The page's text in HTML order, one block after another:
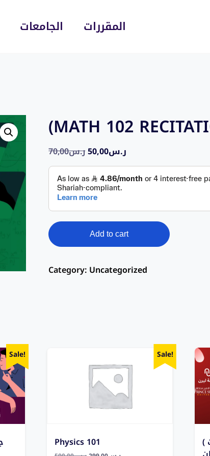
الجامعات المقررات
(MATH 102
ر.س70,00 ر.س50,00
Add to cart
Category:Uncategorized
Sale! Sale!
Physics 101 ( أ.عبدالله قنوت ) ( Phy105 )